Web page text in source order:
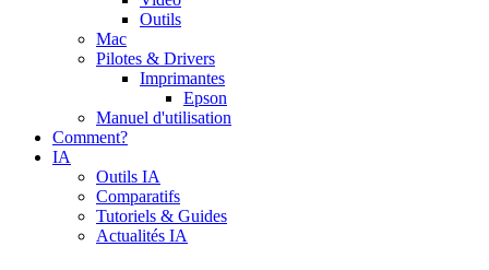
Outils
Mac
Pilotes & Drivers
Imprimantes
Epson
Manuel d'utilisation
Comment?
IA
Outils IA
Comparatifs
Tutoriels & Guides
Actualités IA